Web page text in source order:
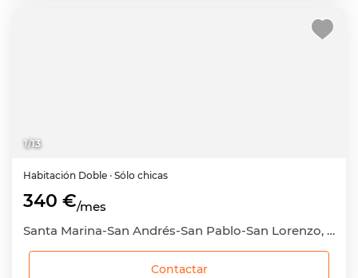
1/13
Habitación Doble · Sólo chicas
340 €/mes
Santa Marina-San Andrés-San Pablo-San Lorenzo, Córdoba Capital, Córdoba
Contactar